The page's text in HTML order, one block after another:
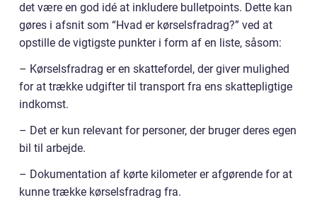
det være en god idé at inkludere bulletpoints. Dette kan
gøres i afsnit som “Hvad er kørselsfradrag?” ved at
opstille de vigtigste punkter i form af en liste, såsom:
– Kørselsfradrag er en skattefordel, der giver mulighed
for at trække udgifter til transport fra ens skattepligtige
indkomst.
– Det er kun relevant for personer, der bruger deres egen
bil til arbejde.
– Dokumentation af kørte kilometer er afgørende for at
kunne trække kørselsfradrag fra.